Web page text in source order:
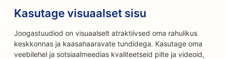
Kasutage visuaalset sisu
Joogastuudiod on visuaalselt atraktiivsed oma rahulikus
keskkonnas ja kaasahaaravate tundidega. Kasutage oma
veebilehel ja sotsiaalmeedias kvaliteetseid pilte ja videoid,